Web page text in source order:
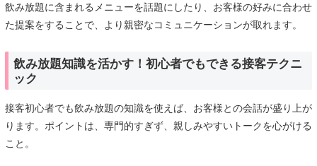
飲み放題に含まれるメニューを話題にしたり、お客様の好みに合わせ
た提案をすることで、より親密なコミュニケーションが取れます。
飲み放題知識を活かす！初心者でもできる接客テクニ
ック
接客初心者でも飲み放題の知識を使えば、お客様との会話が盛り上が
ります。ポイントは、専門的すぎず、親しみやすいトークを心がける
こと。